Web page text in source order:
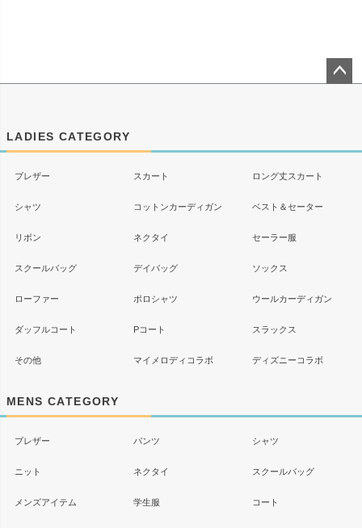
LADIES CATEGORY
ブレザー スカート ロング丈スカート
シャツ コットンカーディガン ベスト＆セーター
リボン ネクタイ セーラー服
スクールバッグ デイバッグ ソックス
ローファー ポロシャツ ウールカーディガン
ダッフルコート Pコート スラックス
その他 マイメロディコラボ ディズニーコラボ
MENS CATEGORY
ブレザー パンツ シャツ
ニット ネクタイ スクールバッグ
メンズアイテム 学生服 コート